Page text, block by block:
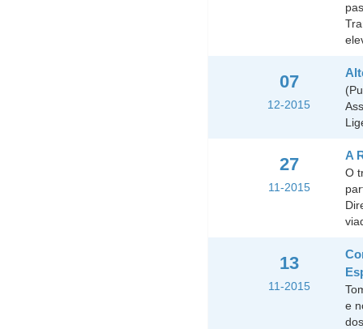
07
12-2015
27
11-2015
A
O
13
11-2015
e